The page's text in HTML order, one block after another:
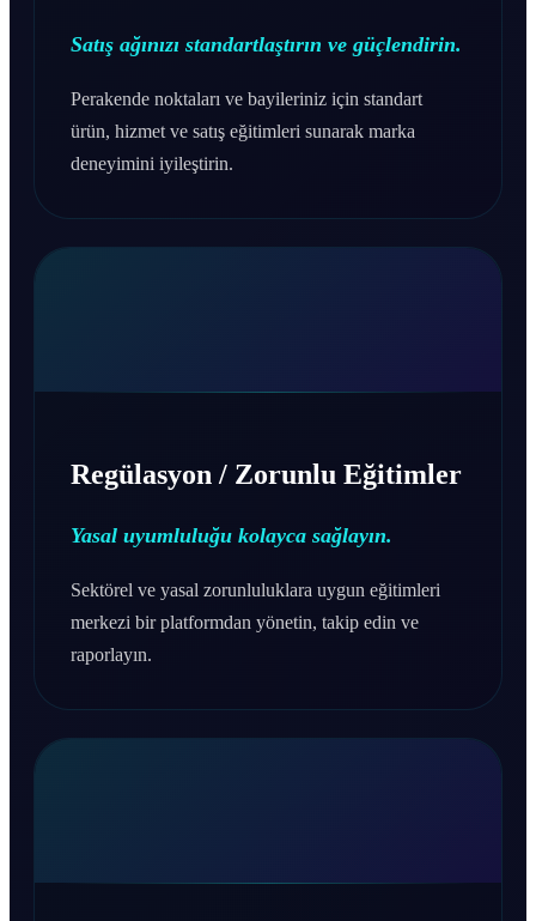
Satış ağınızı standartlaştırın ve güçlendirin.
Perakende noktaları ve bayileriniz için standart
ürün, hizmet ve satış eğitimleri sunarak marka
deneyimini iyileştirin.
Regülasyon / Zorunlu Eğitimler
Yasal uyumluluğu kolayca sağlayın.
Sektörel ve yasal zorunluluklara uygun eğitimleri
merkezi bir platformdan yönetin, takip edin ve
raporlayın.